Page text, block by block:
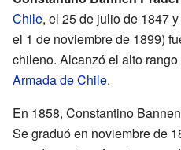
Chile, el 25 de julio de 1847
el 1 de noviembre de 1899)
chileno. Alcanzó el alto
Armada de Chile.
En 1858, Constantino
Se graduó en noviembre de